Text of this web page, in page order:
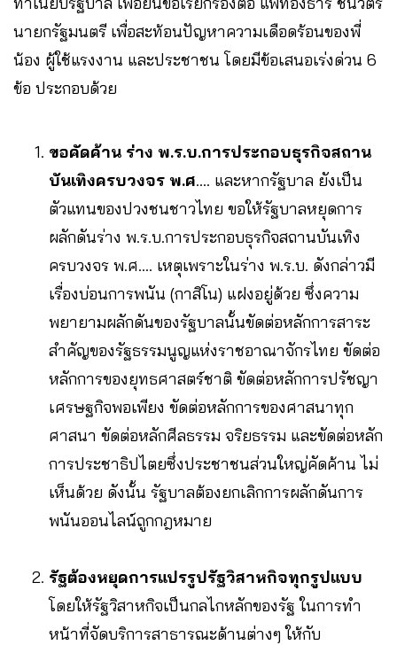
นายกรัฐมนตรี เพื่อสะท้อนปัญหาความเดือดร้อนของพี่
น้อง ผู้ใช้แรงงาน และประชาชน โดยมีข้อเสนอเร่งด่วน 6
ข้อ ประกอบด้วย
ขอคัดค้าน ร่าง พ.ร.บ.การประกอบธุรกิจสถาน
บันเทิงครบวงจร พ.ศ…. และหากรัฐบาล ยังเป็น
ตัวแทนของปวงชนชาวไทย ขอให้รัฐบาลหยุดการ
ผลักดันร่าง พ.ร.บ.การประกอบธุรกิจสถานบันเทิง
ครบวงจร พ.ศ…. เหตุเพราะในร่าง พ.ร.บ. ดังกล่าวมี
เรื่องบ่อนการพนัน (กาสิโน) แฝงอยู่ด้วย ซึ่งความ
พยายามผลักดันของรัฐบาลนั้นขัดต่อหลักการสาระ
สำคัญของรัฐธรรมนูญแห่งราชอาณาจักรไทย ขัดต่อ
หลักการของยุทธศาสตร์ชาติ ขัดต่อหลักการปรัชญา
เศรษฐกิจพอเพียง ขัดต่อหลักการของศาสนาทุก
ศาสนา ขัดต่อหลักศีลธรรม จริยธรรม และขัดต่อหลัก
การประชาธิปไตยซึ่งประชาชนส่วนใหญ่คัดค้าน ไม่
เห็นด้วย ดังนั้น รัฐบาลต้องยกเลิกการผลักดันการ
พนันออนไลน์ถูกกฎหมาย
รัฐต้องหยุดการแปรรูปรัฐวิสาหกิจทุกรูปแบบ
โดยให้รัฐวิสาหกิจเป็นกลไกหลักของรัฐ ในการทำ
หน้าที่จัดบริการสาธารณะด้านต่างๆ ให้กับ